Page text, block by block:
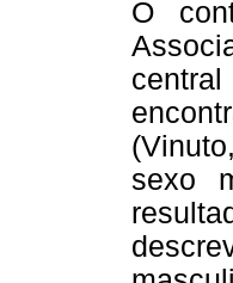
O
sexo